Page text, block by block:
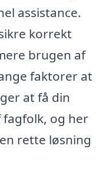
assistance.
korrekt
brugen af
faktorer at
at få din
og her
rette løsning